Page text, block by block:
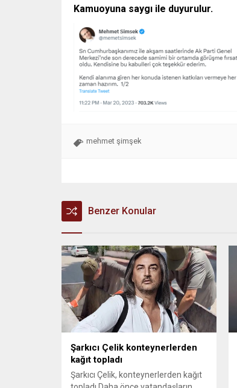
Kamuoyuna saygı ile duyurulur.
mehmet şimşek
Benzer Konular
Şarkıcı Çelik konteynerlerden
kağıt topladı
Şarkıcı Çelik, konteynerlerden kağıt